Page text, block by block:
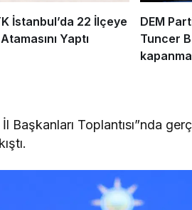
İstanbul’da 22 İlçeye
Yaptı
DEM
Tuncer
İl Başkanları Toplantısı”nda